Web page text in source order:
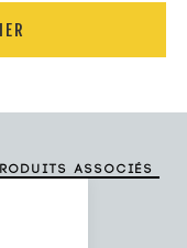
associés